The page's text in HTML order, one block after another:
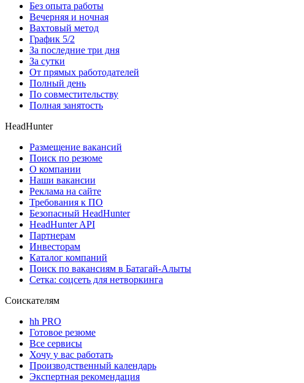
Без опыта работы
Вечерняя и ночная
Вахтовый метод
График 5/2
За последние три дня
За сутки
От прямых работодателей
Полный день
По совместительству
Полная занятость
HeadHunter
Размещение вакансий
Поиск по резюме
О компании
Наши вакансии
Реклама на сайте
Требования к ПО
Безопасный HeadHunter
HeadHunter API
Партнерам
Инвесторам
Каталог компаний
Поиск по вакансиям в Батагай-Алыты
Сетка: соцсеть для нетворкинга
Соискателям
hh PRO
Готовое резюме
Все сервисы
Хочу у вас работать
Производственный календарь
Экспертная рекомендация